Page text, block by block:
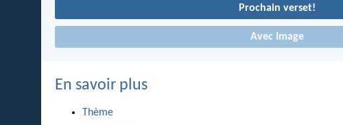
Prochain verset!
Avec Image
En savoir plus
Thème